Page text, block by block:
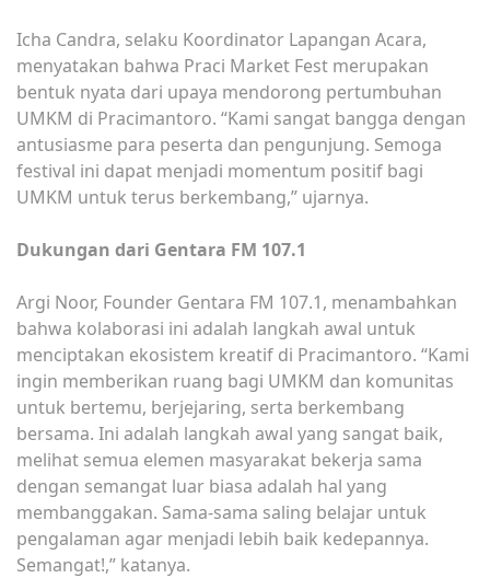
Icha Candra, selaku Koordinator Lapangan Acara,
menyatakan bahwa Praci Market Fest merupakan
bentuk nyata dari upaya mendorong pertumbuhan
UMKM di Pracimantoro. “Kami sangat bangga dengan
antusiasme para peserta dan pengunjung. Semoga
festival ini dapat menjadi momentum positif bagi
UMKM untuk terus berkembang,” ujarnya.
Dukungan dari Gentara FM 107.1
Argi Noor, Founder Gentara FM 107.1, menambahkan
bahwa kolaborasi ini adalah langkah awal untuk
menciptakan ekosistem kreatif di Pracimantoro. “Kami
ingin memberikan ruang bagi UMKM dan komunitas
untuk bertemu, berjejaring, serta berkembang
bersama. Ini adalah langkah awal yang sangat baik,
melihat semua elemen masyarakat bekerja sama
dengan semangat luar biasa adalah hal yang
membanggakan. Sama-sama saling belajar untuk
pengalaman agar menjadi lebih baik kedepannya.
Semangat!,” katanya.